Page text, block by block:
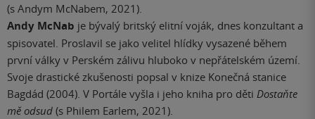
(s Andym McNabem, 2021).
Andy McNab je bývalý britský elitní voják, dnes konzultant a
spisovatel. Proslavil se jako velitel hlídky vysazené během
první války v Perském zálivu hluboko v nepřátelském území.
Svoje drastické zkušenosti popsal v knize Konečná stanice
Bagdád (2004). V Portále vyšla i jeho kniha pro děti Dostaňte
mě odsud (s Philem Earlem, 2021).